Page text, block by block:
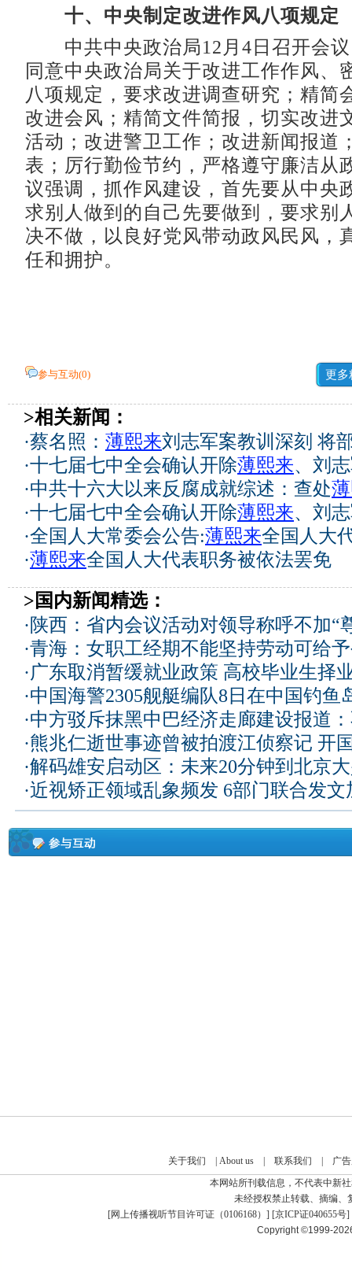
十、中央制定改进作风八项规定
中共中央政治局12月4日召开会议
同意中央政治局关于改进工作作风、
八项规定，要求改进调查研究；精简
改进会风；精简文件简报，切实改进
活动；改进警卫工作；改进新闻报道
表；厉行勤俭节约，严格遵守廉洁从
议强调，抓作风建设，首先要从中央
求别人做到的自己先要做到，要求别
决不做，以良好党风带动政风民风，
任和拥护。
参与互动(0) 更多
>相关新闻：
·蔡名照： 薄熙来刘志军案教训深刻 将
·十七届七中全会确认开除薄熙来、刘
·中共十六大以来反腐成就综述：查处
·十七届七中全会确认开除薄熙来、刘
·全国人大常委会公告:薄熙来全国人大
·薄熙来全国人大代表职务被依法罢免
>国内新闻精选：
· 陕西：省内会议活动对领导称呼不加“
·青海：女职工经期不能坚持劳动可给
·广东取消暂缓就业政策 高校毕业生择
·中国海警2305舰艇编队8日在中国钓鱼
·中方驳斥抹黑中巴经济走廊建设报道
·熊兆仁逝世事迹曾被拍渡江侦察记 开
·解码雄安启动区：未来20分钟到北京
·近视矫正领域乱象频发 6部门联合发文
关于我们 About us| 联系我们
广
本网站所刊载信息，不代表中新
未经授权禁止转载、摘编、
[网上传播视听节目许可证（0106168） ] [京ICP证040655号]
Copyright ©1999-